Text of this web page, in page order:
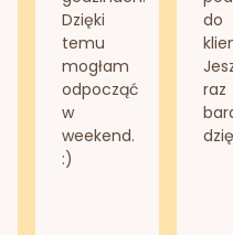
Dzięki
temu
mogłam
odpocząć
w
weekend.
:)
do
raz